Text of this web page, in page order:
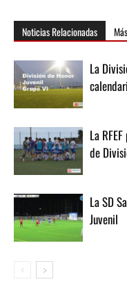
Noticias Relacionadas
La
La
de
La SD
Juvenil